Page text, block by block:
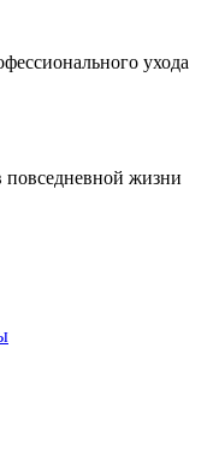
ухода
повседневной жизни